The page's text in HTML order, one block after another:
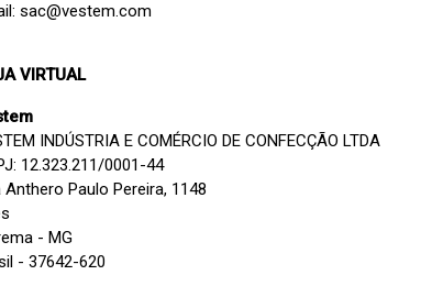
sac@vestem.com
VIRTUAL
INDÚSTRIA E COMÉRCIO DE CONFECÇÃO LTDA
12.323.211/0001-44
Anthero Paulo Pereira, 1148
- MG
- 37642-620